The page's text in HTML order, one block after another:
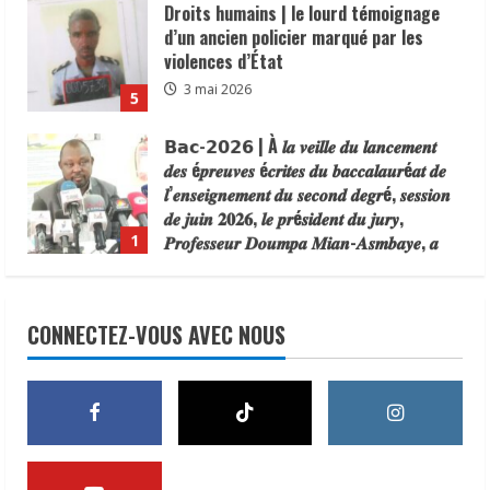
5
Droits humains | le lourd témoignage
d’un ancien policier marqué par les
violences d’État
3 mai 2026
1
𝗕𝗮𝗰-𝟮𝟬𝟮𝟲 | À 𝒍𝒂 𝒗𝒆𝒊𝒍𝒍𝒆 𝒅𝒖 𝒍𝒂𝒏𝒄𝒆𝒎𝒆𝒏𝒕
𝒅𝒆𝒔 é𝒑𝒓𝒆𝒖𝒗𝒆𝒔 é𝒄𝒓𝒊𝒕𝒆𝒔 𝒅𝒖 𝒃𝒂𝒄𝒄𝒂𝒍𝒂𝒖𝒓é𝒂𝒕 𝒅𝒆
𝒍’𝒆𝒏𝒔𝒆𝒊𝒈𝒏𝒆𝒎𝒆𝒏𝒕 𝒅𝒖 𝒔𝒆𝒄𝒐𝒏𝒅 𝒅𝒆𝒈𝒓é, 𝒔𝒆𝒔𝒔𝒊𝒐𝒏
𝒅𝒆 𝒋𝒖𝒊𝒏 𝟐𝟎𝟐𝟔, 𝒍𝒆 𝒑𝒓é𝒔𝒊𝒅𝒆𝒏𝒕 𝒅𝒖 𝒋𝒖𝒓𝒚,
𝑷𝒓𝒐𝒇𝒆𝒔𝒔𝒆𝒖𝒓 𝑫𝒐𝒖𝒎𝒑𝒂 𝑴𝒊𝒂𝒏-𝑨𝒔𝒎𝒃𝒂𝒚𝒆, 𝒂
7 juin 2026
2
Mayo-Kebbi Ouest, le Général
Abdelmanane Khatab, a reçu une
distinction du Consortium des Médias
Digitaux en reconnaissance de son
N’Djamena | la commune du6ᵉ
arrondissement lance une operation de
CONNECTEZ-VOUS AVEC NOUS